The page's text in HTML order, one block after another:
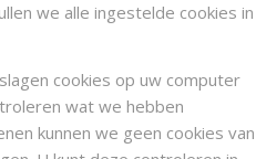
we alle ingestelde cookies in
cookies op uw computer
wat we hebben
kunnen we geen cookies van